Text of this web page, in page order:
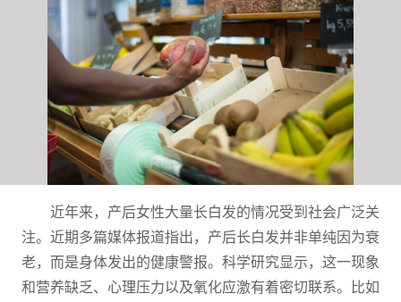
近年来，产后女性大量长白发的情况受到社会广泛关
注。近期多篇媒体报道指出，产后长白发并非单纯因为衰
老，而是身体发出的健康警报。科学研究显示，这一现象
和营养缺乏、心理压力以及氧化应激有着密切联系。比如